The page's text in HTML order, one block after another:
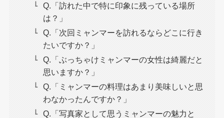
Q.「訪れた中で特に印象に残っている場所
は？」
Q.「次回ミャンマーを訪れるならどこに行き
たいですか？」
Q.「ぶっちゃけミャンマーの女性は綺麗だと
思いますか？」
Q.「ミャンマーの料理はあまり美味しいと思
わなかったんですか？」
Q.「写真家として思うミャンマーの魅力と